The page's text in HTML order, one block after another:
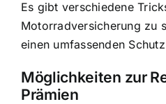
Es gibt verschiedene
Motorradversicherung zu
einen umfassenden
Möglichkeiten zur
Prämien